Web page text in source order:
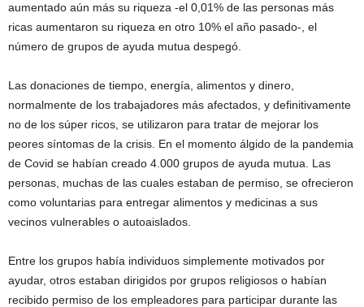
aumentado aún más su riqueza -el 0,01% de las personas más
ricas aumentaron su riqueza en otro 10% el año pasado-, el
número de grupos de ayuda mutua despegó.
Las donaciones de tiempo, energía, alimentos y dinero,
normalmente de los trabajadores más afectados, y definitivamente
no de los súper ricos, se utilizaron para tratar de mejorar los
peores síntomas de la crisis. En el momento álgido de la pandemia
de Covid se habían creado 4.000 grupos de ayuda mutua. Las
personas, muchas de las cuales estaban de permiso, se ofrecieron
como voluntarias para entregar alimentos y medicinas a sus
vecinos vulnerables o autoaislados.
Entre los grupos había individuos simplemente motivados por
ayudar, otros estaban dirigidos por grupos religiosos o habían
recibido permiso de los empleadores para participar durante las